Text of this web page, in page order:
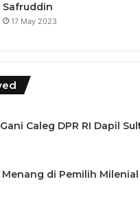
Safruddin
17 May 2023
Caleg DPR RI Dapil
Menang di Pemilih